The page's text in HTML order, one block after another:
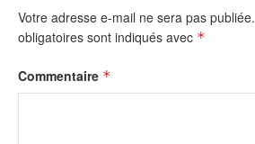
Votre adresse e-mail ne sera pas publiée.
obligatoires sont indiqués avec *
Commentaire *